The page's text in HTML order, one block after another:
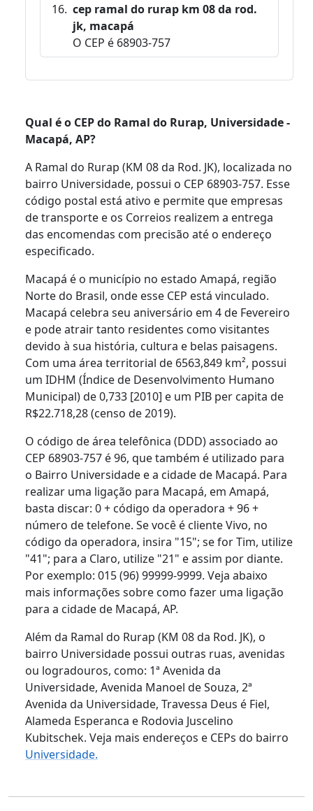
cep ramal do rurap km 08 da rod.
jk, macapá
O CEP é 68903-757
Qual é o CEP do Ramal do Rurap, Universidade -
Macapá, AP?
A Ramal do Rurap (KM 08 da Rod. JK), localizada no
bairro Universidade, possui o CEP 68903-757. Esse
código postal está ativo e permite que empresas
de transporte e os Correios realizem a entrega
das encomendas com precisão até o endereço
especificado.
Macapá é o município no estado Amapá, região
Norte do Brasil, onde esse CEP está vinculado.
Macapá celebra seu aniversário em 4 de Fevereiro
e pode atrair tanto residentes como visitantes
devido à sua história, cultura e belas paisagens.
Com uma área territorial de 6563,849 km², possui
um IDHM (Índice de Desenvolvimento Humano
Municipal) de 0,733 [2010] e um PIB per capita de
R$22.718,28 (censo de 2019).
O código de área telefônica (DDD) associado ao
CEP 68903-757 é 96, que também é utilizado para
o Bairro Universidade e a cidade de Macapá. Para
realizar uma ligação para Macapá, em Amapá,
basta discar: 0 + código da operadora + 96 +
número de telefone. Se você é cliente Vivo, no
código da operadora, insira "15"; se for Tim, utilize
"41"; para a Claro, utilize "21" e assim por diante.
Por exemplo: 015 (96) 99999-9999. Veja abaixo
mais informações sobre como fazer uma ligação
para a cidade de Macapá, AP.
Além da Ramal do Rurap (KM 08 da Rod. JK), o
bairro Universidade possui outras ruas, avenidas
ou logradouros, como: 1ª Avenida da
Universidade, Avenida Manoel de Souza, 2ª
Avenida da Universidade, Travessa Deus é Fiel,
Alameda Esperanca e Rodovia Juscelino
Kubitschek. Veja mais endereços e CEPs do bairro
Universidade.